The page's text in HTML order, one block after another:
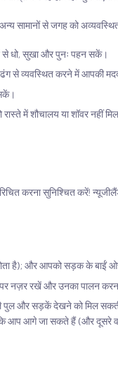
सामानों से जगह को
धो, सुखा और पुनः पहन सकें।
से व्यवस्थित करने में आपकी
में शौचालय या शॉवर नहीं
करना सुनिश्चित करें!
है); और आपको सड़क के बाईं ओर
पर नज़र रखें और उनका पालन
और सड़कें देखने को मिल सकती
आप आगे जा सकते हैं (और दूसरे